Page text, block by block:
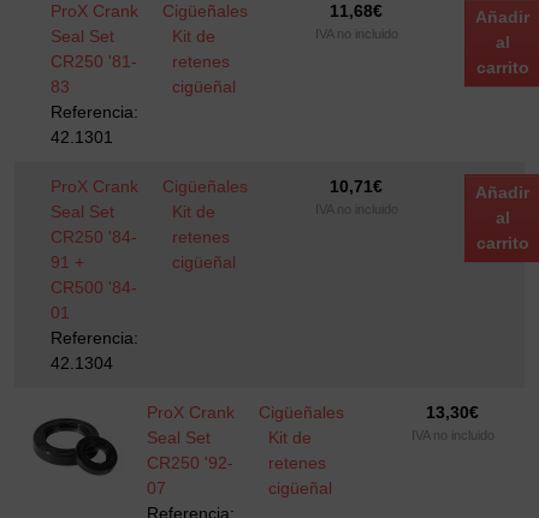
ProX Crank
Seal Set
CR250 '81-
83
Referencia:
42.1301
Cigüeñales
Kit de
retenes
cigüeñal
11,68€
IVA no incluido
Añadir
al
carrito
ProX Crank
Seal Set
CR250 '84-
91 +
CR500 '84-
01
Referencia:
42.1304
Cigüeñales
Kit de
retenes
cigüeñal
10,71€
IVA no incluido
Añadir
al
carrito
ProX Crank
Seal Set
CR250 '92-
07
Referencia:
Cigüeñales
Kit de
retenes
cigüeñal
13,30€
IVA no incluido